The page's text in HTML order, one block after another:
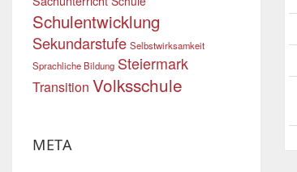
Schulentwicklung
Sekundarstufe Selbstwirksamkeit
Sprachliche Bildung Steiermark
Transition Volksschule
META